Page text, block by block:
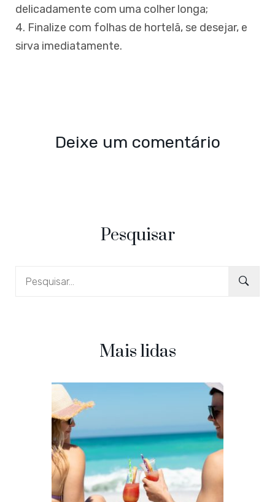
delicadamente com uma colher longa;
4. Finalize com folhas de hortelã, se desejar, e
sirva imediatamente.
Deixe um comentário
Pesquisar
Mais lidas